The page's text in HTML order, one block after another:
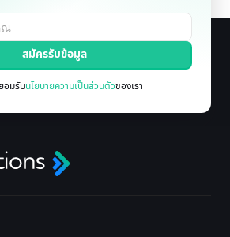
อมรับนโยบายความเป็นส่วนตัวของเรา